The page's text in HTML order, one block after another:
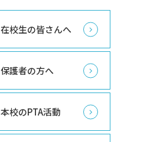
在校生の皆さんへ
保護者の方へ
本校のPTA活動